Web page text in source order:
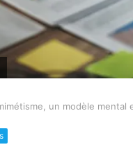
un modèle mental